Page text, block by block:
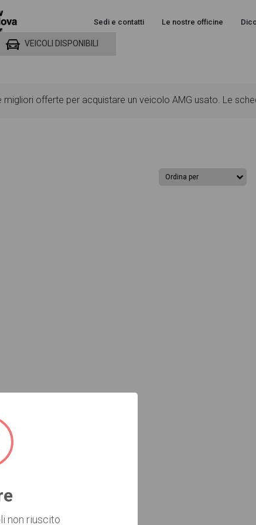
Sedi e contatti Le nostre officine
VEICOLI DISPONIBILI
offerte per acquistare un veicolo AMG usato. Le
offerta e rata consigliata per l'acquisto del veicolo.
non riuscito